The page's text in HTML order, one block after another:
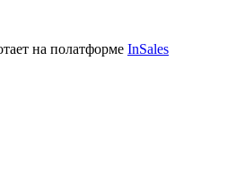
на полатформе InSales